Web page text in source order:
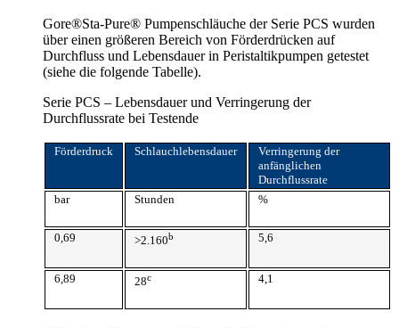
Gore®Sta-Pure® Pumpenschläuche der Serie PCS wurden
über einen größeren Bereich von Förderdrücken auf
Durchfluss und Lebensdauer in Peristaltikpumpen getestet
(siehe die folgende Tabelle).
Serie PCS – Lebensdauer und Verringerung der
Durchflussrate bei Testende
Förderdruck Schlauchlebensdauer
Verringerung der
anfänglichen
Durchflussrate
bar
Stunden %
0,69 >2.160b 5,6
6,89 28c 4,1